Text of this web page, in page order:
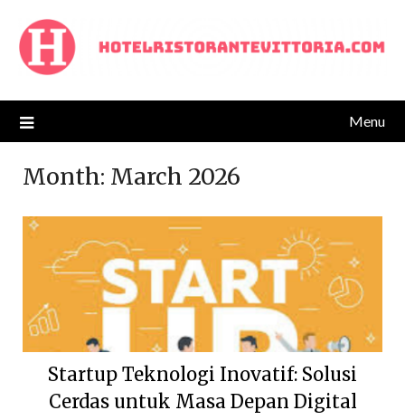
content
Menu
Month: March 2026
Startup Teknologi Inovatif: Solusi
Cerdas untuk Masa Depan Digital